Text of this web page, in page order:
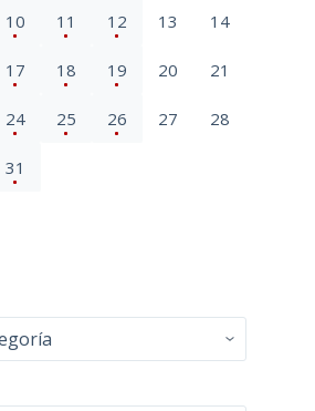
10 11 12 13 14
17 18 19 20 21
24 25 26 27 28
31